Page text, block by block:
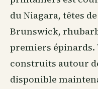
du Niagara, têtes
Brunswick,
premiers épinards.
construits autour
disponible